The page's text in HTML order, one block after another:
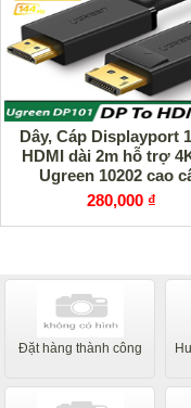
Dây, Cáp Displayport
HDMI dài 2m hỗ trợ
Ugreen 10202 cao
280,000 ₫
Đặt hàng thành công